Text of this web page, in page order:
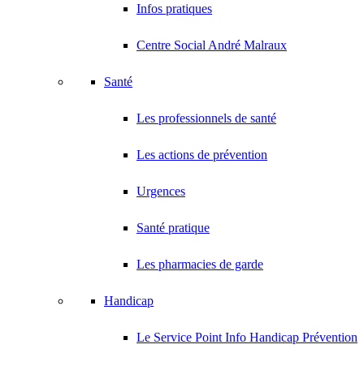
Infos pratiques
Centre Social André Malraux
Santé
Les professionnels de santé
Les actions de prévention
Urgences
Santé pratique
Les pharmacies de garde
Handicap
Le Service Point Info Handicap Prévention